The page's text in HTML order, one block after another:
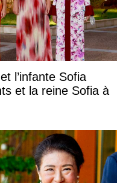
l’infante Sofia
et la reine Sofia à